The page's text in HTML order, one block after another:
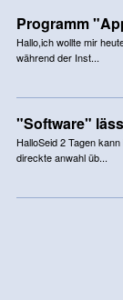
Programm
Hallo,ich wollte mir
während der Inst...
"Software"
HalloSeid 2 Tagen
direckte anwahl üb...